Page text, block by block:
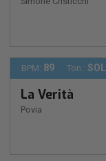
BPM: 89 Ton.: SOL
La Verità
Povia